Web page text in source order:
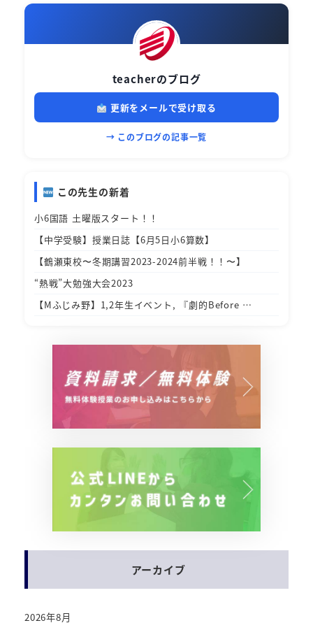
teacherのブログ
更新をメールで受け取る
→ このブログの記事一覧
この先生の新着
小6国語 土曜版スタート！！
【中学受験】授業日誌【6月5日小6算数】
【鶴瀬東校〜冬期講習2023-2024前半戦！！〜】
“熱戦”大勉強大会2023
【Mふじみ野】1,2年生イベント, 『劇的Before …
アーカイブ
2026年8月